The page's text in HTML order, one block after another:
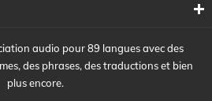
audio pour 89 langues avec des
des phrases, des traductions et bien
plus encore.